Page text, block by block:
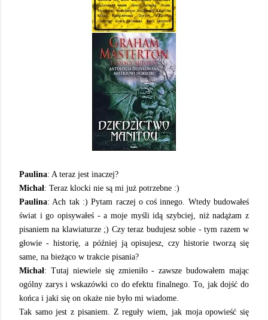
Paulina: A teraz jest inaczej?
Michał: Teraz klocki nie są mi już potrzebne :)
Paulina: Ach tak :) Pytam raczej o coś innego. Wtedy budowałeś
świat i go opisywałeś - a moje myśli idą szybciej, niż nadążam z
pisaniem na klawiaturze ;) Czy teraz budujesz sobie - tym razem w
głowie - historię, a później ją opisujesz, czy historie tworzą się
same, na bieżąco w trakcie pisania?
Michał: Tutaj niewiele się zmieniło - zawsze budowałem mając
ogólny zarys i wskazówki co do efektu finalnego. To, jak dojść do
końca i jaki się on okaże nie było mi wiadome.
Tak samo jest z pisaniem. Z reguły wiem, jak moja opowieść się